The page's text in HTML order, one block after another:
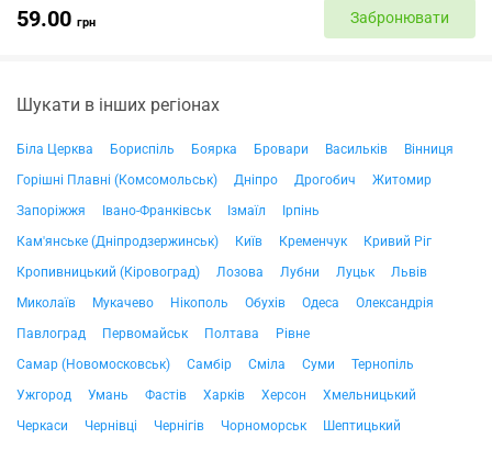
59.00 грн Забронювати
Шукати в інших регіонах
Біла Церква Бориспіль Боярка Бровари Васильків
Вінниця
Горішні Плавні (Комсомольськ)
Дніпро Дрогобич
Житомир
Запоріжжя
Івано-Франківськ Ізмаїл
Ірпінь
Кам'янське (Дніпродзержинськ)
Київ Кременчук
Кривий Ріг
Кропивницький (Кіровоград)
Лозова Лубни Луцьк
Львів
Миколаїв
Мукачево Нікополь Обухів Одеса
Олександрія
Павлоград
Первомайськ Полтава
Рівне
Самар (Новомосковськ)
Самбір Сміла Суми
Тернопіль
Ужгород
Умань Фастів Харків Херсон
Хмельницький
Черкаси
Чернівці Чернігів Чорноморськ Шептицький